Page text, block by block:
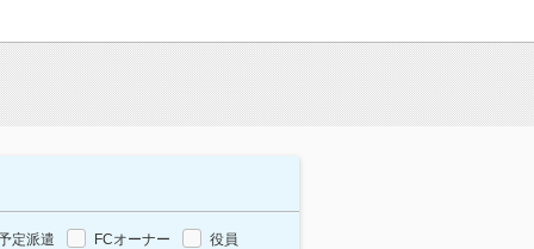
定派遣 FCオーナー 役員